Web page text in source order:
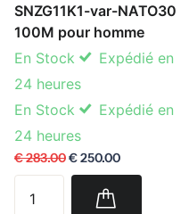
SNZG11K1-var-NATO30
100M pour homme
En Stock
Expédié en
24 heures
En Stock
Expédié en
24 heures
€ 283.00€ 250.00